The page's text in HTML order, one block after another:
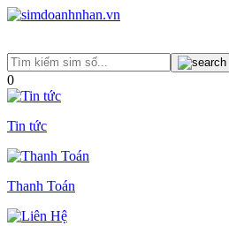
0
Tin tức
Thanh Toán